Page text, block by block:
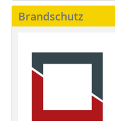
Brandschutz